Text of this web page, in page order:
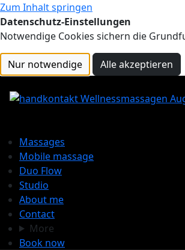
Zum Inhalt springen
Datenschutz-Einstellungen
Notwendige Cookies sichern die
Nur notwendige Alle akzeptieren
Massages
Mobile massage
Duo Flow
Studio
About me
Contact
More
Book now